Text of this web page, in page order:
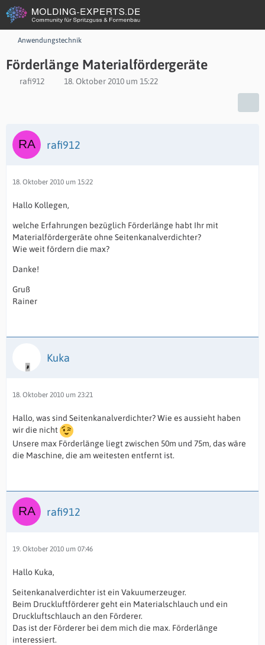
Anwendungstechnik
Förderlänge Materialfördergeräte
rafi912 18. Oktober 2010 um 15:22
rafi912
18. Oktober 2010 um 15:22
Hallo Kollegen,
welche Erfahrungen bezüglich Förderlänge habt Ihr mit
Materialfördergeräte ohne Seitenkanalverdichter?
Wie weit fördern die max?
Danke!
Gruß
Rainer
Kuka
18. Oktober 2010 um 23:21
Hallo, was sind Seitenkanalverdichter? Wie es aussieht haben
wir die nicht
Unsere max Förderlänge liegt zwischen 50m und 75m, das wäre
die Maschine, die am weitesten entfernt ist.
rafi912
19. Oktober 2010 um 07:46
Hallo Kuka,
Seitenkanalverdichter ist ein Vakuumerzeuger.
Beim Druckluftförderer geht ein Materialschlauch und ein
Druckluftschlauch an den Förderer.
Das ist der Förderer bei dem mich die max. Förderlänge
interessiert.